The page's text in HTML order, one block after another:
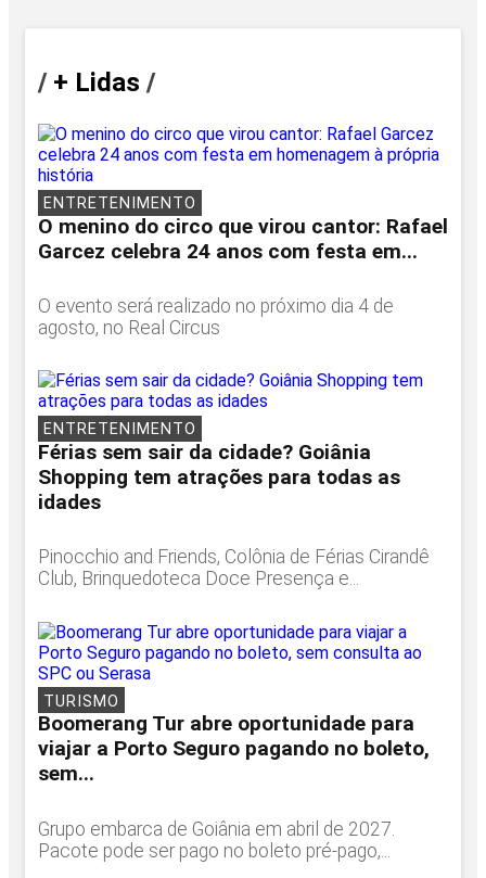
/+ Lidas /
ENTRETENIMENTO
O menino do circo que virou cantor: Rafael
Garcez celebra 24 anos com festa em...
O evento será realizado no próximo dia 4 de
agosto, no Real Circus
ENTRETENIMENTO
Férias sem sair da cidade? Goiânia
Shopping tem atrações para todas as
idades
Pinocchio and Friends, Colônia de Férias Cirandê
Club, Brinquedoteca Doce Presença e...
TURISMO
Boomerang Tur abre oportunidade para
viajar a Porto Seguro pagando no boleto,
sem...
Grupo embarca de Goiânia em abril de 2027.
Pacote pode ser pago no boleto pré-pago,...